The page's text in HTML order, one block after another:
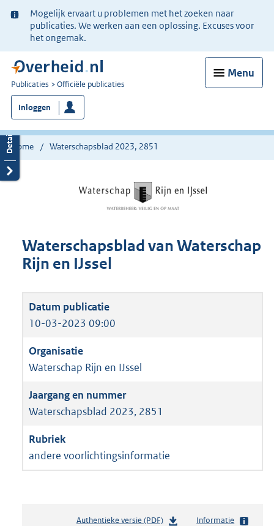
Ter
informatie:
Mogelijk ervaart u problemen met het zoeken naar
publicaties. We werken aan een oplossing. Excuses voor
het ongemak.
Menu
U
bent
nu
hier:
Publicaties Officiële publicaties
Inloggen
Home Waterschapsblad 2023, 2851
Waterschapsblad van Waterschap
Rijn en IJssel
10-03-2023 09:00
Waterschap Rijn en IJssel
Waterschapsblad 2023, 2851
andere voorlichtingsinformatie
Authentieke versie (PDF)b
Informatie